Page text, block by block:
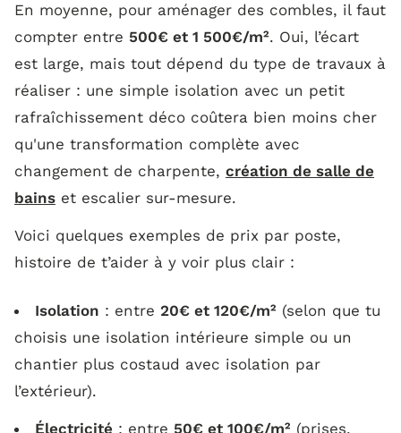
En moyenne, pour aménager des combles, il faut
compter entre 500€ et 1 500€/m². Oui, l’écart
est large, mais tout dépend du type de travaux à
réaliser : une simple isolation avec un petit
rafraîchissement déco coûtera bien moins cher
qu'une transformation complète avec
changement de charpente, création de salle de
bains et escalier sur-mesure.
Voici quelques exemples de prix par poste,
histoire de t’aider à y voir plus clair :
Isolation : entre 20€ et 120€/m² (selon que tu
choisis une isolation intérieure simple ou un
chantier plus costaud avec isolation par
l’extérieur).
Électricité : entre 50€ et 100€/m² (prises,